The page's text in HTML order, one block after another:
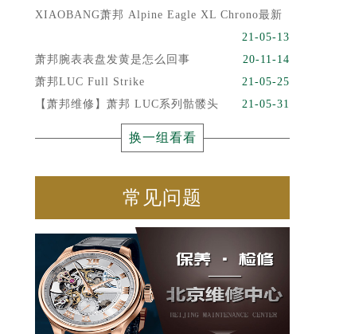
XIAOBANG萧邦 Alpine Eagle XL Chrono最新
21-05-13
萧邦腕表表盘发黄是怎么回事
20-11-14
萧邦LUC Full Strike
21-05-25
【萧邦维修】萧邦 LUC系列骷髅头
21-05-31
换一组看看
常见问题